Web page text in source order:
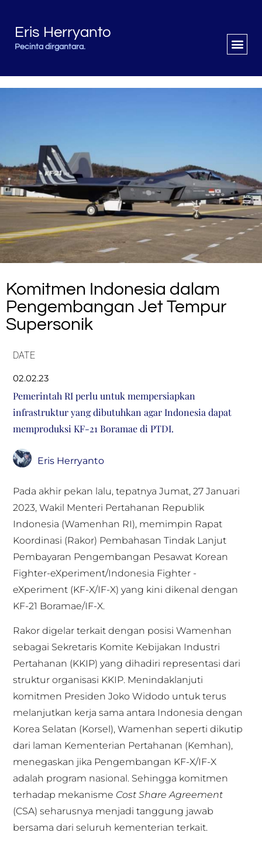
Eris Herryanto
Pecinta dirgantara.
Komitmen Indonesia dalam
Pengembangan Jet Tempur
Supersonik
DATE
02.02.23
Pemerintah RI perlu untuk mempersiapkan
infrastruktur yang dibutuhkan agar Indonesia dapat
memproduksi KF-21 Boramae di PTDI.
Eris Herryanto
Pada akhir pekan lalu, tepatnya Jumat, 27 Januari
2023, Wakil Menteri Pertahanan Republik
Indonesia (Wamenhan RI), memimpin Rapat
Koordinasi (Rakor) Pembahasan Tindak Lanjut
Pembayaran Pengembangan Pesawat Korean
Fighter-eXperiment/Indonesia Fighter -
eXperiment (KF-X/IF-X) yang kini dikenal dengan
KF-21 Boramae/IF-X.
Rakor digelar terkait dengan posisi Wamenhan
sebagai Sekretaris Komite Kebijakan Industri
Pertahanan (KKIP) yang dihadiri representasi dari
struktur organisasi KKIP. Menindaklanjuti
komitmen Presiden Joko Widodo untuk terus
melanjutkan kerja sama antara Indonesia dengan
Korea Selatan (Korsel), Wamenhan seperti dikutip
dari laman Kementerian Pertahanan (Kemhan),
menegaskan jika Pengembangan KF-X/IF-X
adalah program nasional. Sehingga komitmen
terhadap mekanisme Cost Share Agreement
(CSA) seharusnya menjadi tanggung jawab
bersama dari seluruh kementerian terkait.